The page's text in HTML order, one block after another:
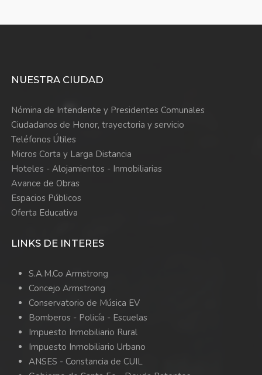
NUESTRA CIUDAD
Nómina de Intendente y Presidentes Comunales
Ciudadanos de Honor, trayectoria y servicio
Teléfonos Útiles
Micros Corta y Larga Distancia
Hoteles - Alojamientos - Inmobiliarias
Avance de Obras
Espacios Públicos
Oferta Educativa
LINKS DE INTERES
S.A.M.Co Armstrong
Concejo Armstrong
Conservatorio de Música EV
Bomberos - Policía - Escuelas
Impuesto Inmobiliario Rural
Impuesto Inmobiliario Urbano
ANSES - Constancia de CUIL